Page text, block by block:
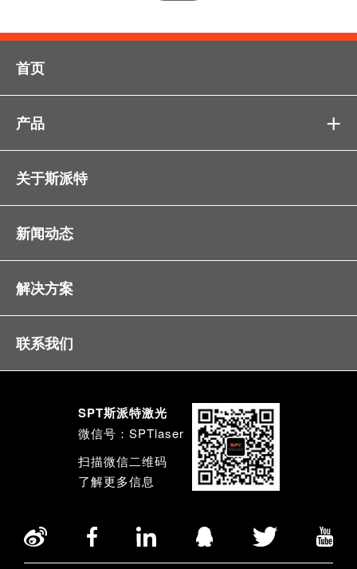
首页
产品 
关于斯派特
新闻动态
解决方案
联系我们
SPT斯派特激光
微信号：SPTlaser
扫描微信二维码
了解更多信息